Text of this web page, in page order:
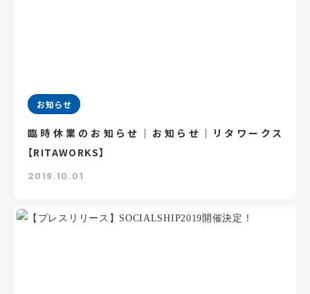
お知らせ
臨時休業のお知らせ｜お知らせ｜リタワークス
【RITAWORKS】
2019.10.01